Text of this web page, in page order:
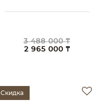
3 488 000 ₸
2 965 000 ₸
Скидка